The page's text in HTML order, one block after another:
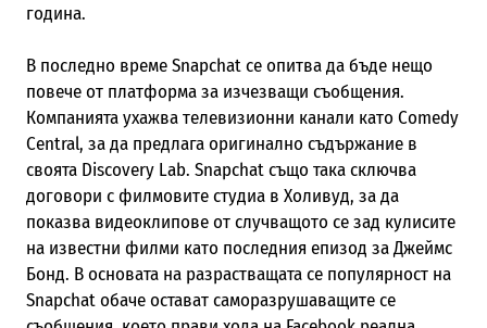
година.
В последно време Snapchat се опитва да бъде нещо
повече от платформа за изчезващи съобщения.
Компанията ухажва телевизионни канали като Comedy
Central, за да предлага оригинално съдържание в
своята Discovery Lab. Snapchat също така сключва
договори с филмовите студиа в Холивуд, за да
показва видеоклипове от случващото се зад кулисите
на известни филми като последния епизод за Джеймс
Бонд. В основата на разрастващата се популярност на
Snapchat обаче остават саморазрушаващите се